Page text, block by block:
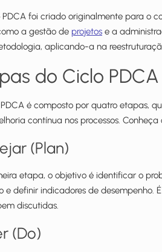
PDCA foi criado originalmente para o
a gestão de projetos e a
aplicando-a na
do Ciclo PDCA
é composto por quatro etapas,
contínua nos processos.
(Plan)
etapa, o objetivo é identificar o
e definir indicadores de desempenho.
discutidas.
(Do)